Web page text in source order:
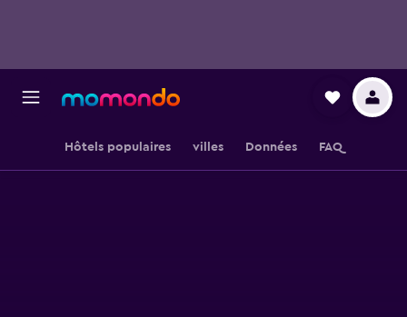
Hôtels populaires villes Données FAQ